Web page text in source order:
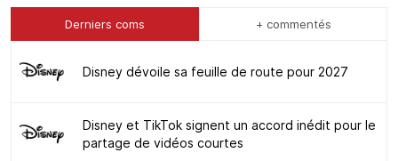
Derniers coms + commentés
Disney dévoile sa feuille de route pour 2027
Disney et TikTok signent un accord inédit pour le
partage de vidéos courtes